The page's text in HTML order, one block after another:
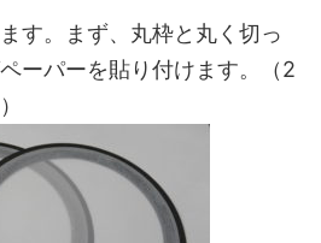
す。まず、丸枠と丸く切っ
ーパーを貼り付けます。（2